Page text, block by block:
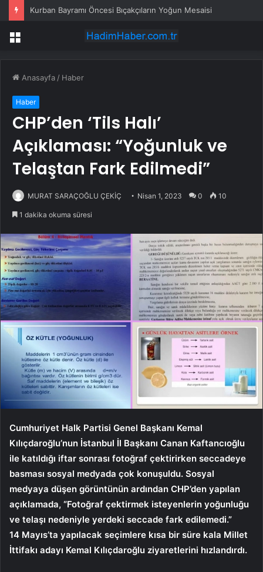
15 Temmuz’un firari teröristi adliyeye sevk edildi
Menü
Anasayfa / Haber
Haber
CHP’den ‘Tils Halı’
Açıklaması: “Yoğunluk ve
Telaştan Fark Edilmedi”
MURAT SARAÇOĞLU ÇEKİÇ Nisan 1, 2023 0 10
1 dakika okuma süresi
Cumhuriyet Halk Partisi Genel Başkanı Kemal
Kılıçdaroğlu’nun İstanbul İl Başkanı Canan Kaftancıoğlu
ile katıldığı iftar sonrası fotoğraf çektirirken seccadeye
basması sosyal medyada çok konuşuldu. Sosyal
medyaya düşen görüntünün ardından CHP’den yapılan
açıklamada, “Fotoğraf çektirmek isteyenlerin yoğunluğu
ve telaşı nedeniyle yerdeki seccade fark edilemedi.”
14 Mayıs’ta yapılacak seçimlere kısa bir süre kala Millet
İttifakı adayı Kemal Kılıçdaroğlu ziyaretlerini hızlandırdı.